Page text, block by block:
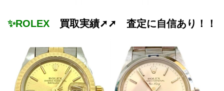
✨ROLEX 買取実績➚➚ 査定に自信あり！！